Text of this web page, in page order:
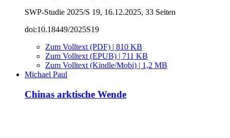
SWP-Studie 2025/S 19, 16.12.2025, 33 Seiten
doi:10.18449/2025S19
Zum Volltext (PDF) | 810 KB
Zum Volltext (EPUB) | 711 KB
Zum Volltext (Kindle/Mobi) | 1,2 MB
Michael Paul
Chinas arktische Wende